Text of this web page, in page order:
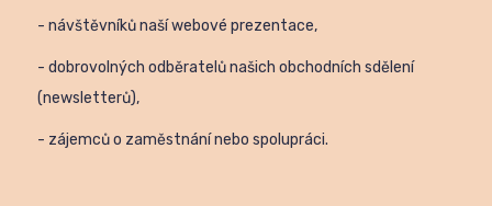
- návštěvníků naší webové prezentace,
- dobrovolných odběratelů našich obchodních sdělení
(newsletterů),
- zájemců o zaměstnání nebo spolupráci.